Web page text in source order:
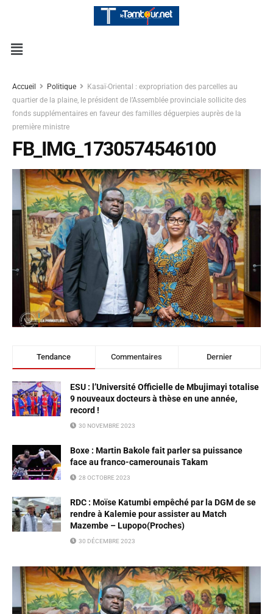
Accueil Politique
Kasaï-Oriental : expropriation des parcelles au
quartier de la plaine, le président de l’Assemblée provinciale sollicite des
fonds supplémentaires en faveur des familles déguerpies auprès de la
première ministre
FB_IMG_1730574546100
Tendance Commentaires Dernier
ESU : l’Université Officielle de Mbujimayi totalise
9 nouveaux docteurs à thèse en une année,
record !
30 NOVEMBRE 2023
Boxe : Martin Bakole fait parler sa puissance
face au franco-camerounais Takam
28 OCTOBRE 2023
RDC : Moïse Katumbi empêché par la DGM de se
rendre à Kalemie pour assister au Match
Mazembe – Lupopo(Proches)
30 DÉCEMBRE 2023